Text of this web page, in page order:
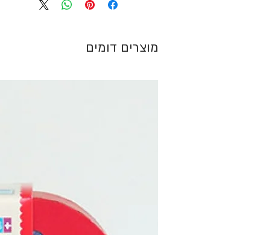
מוצרים דומים